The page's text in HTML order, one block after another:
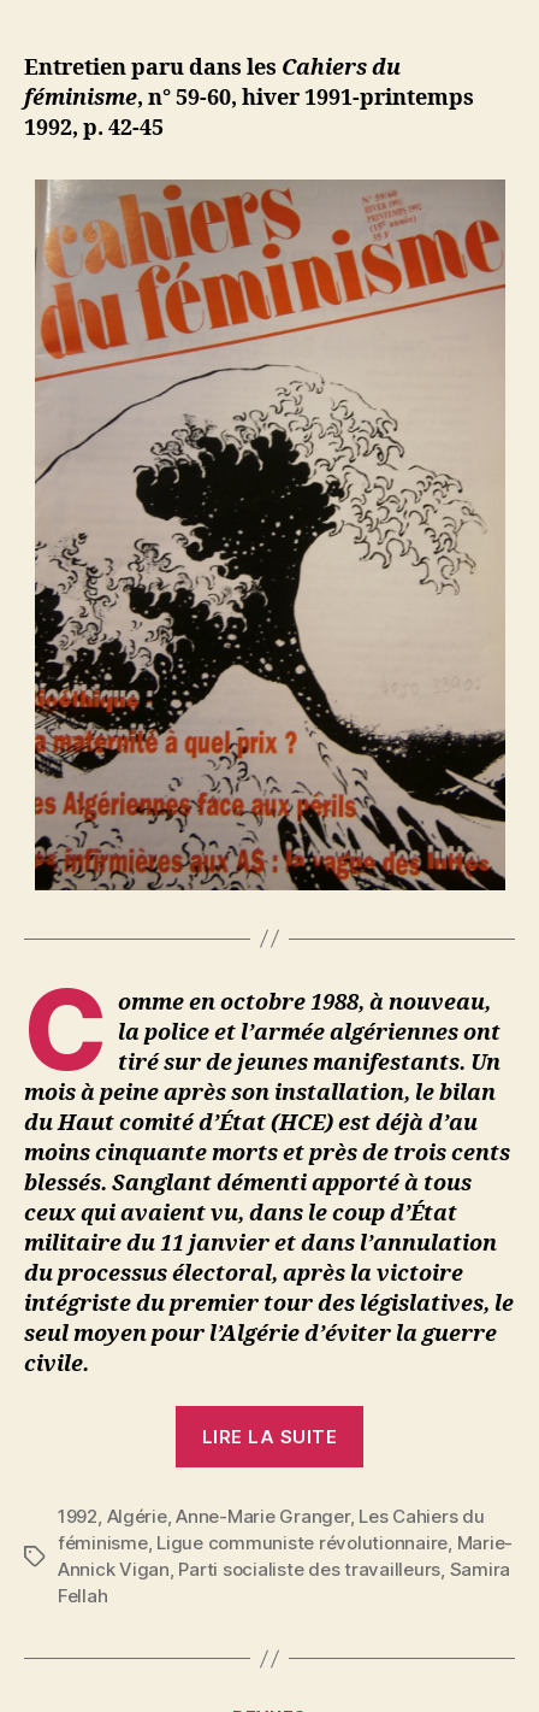
ji
b
des
Entretien paru dans les Cahiers du
féminisme, n° 59-60, hiver 1991-printemps
1992, p. 42-45
C omme en octobre 1988, à nouveau,
la police et l’armée algériennes ont
tiré sur de jeunes manifestants. Un
mois à peine après son installation, le bilan
du Haut comité d’État (HCE) est déjà d’au
moins cinquante morts et près de trois cents
blessés. Sanglant démenti apporté à tous
ceux qui avaient vu, dans le coup d’État
militaire du 11 janvier et dans l’annulation
du processus électoral, après la victoire
intégriste du premier tour des législatives, le
seul moyen pour l’Algérie d’éviter la guerre
civile.
LIRE LA SUITE
montée
des
périls »
Étiquettes
1992, Algérie,Anne-Marie Granger, Les Cahiers du
féminisme, Ligue communiste révolutionnaire, Marie-
Annick Vigan, Parti socialiste des travailleurs, Samira
Fellah